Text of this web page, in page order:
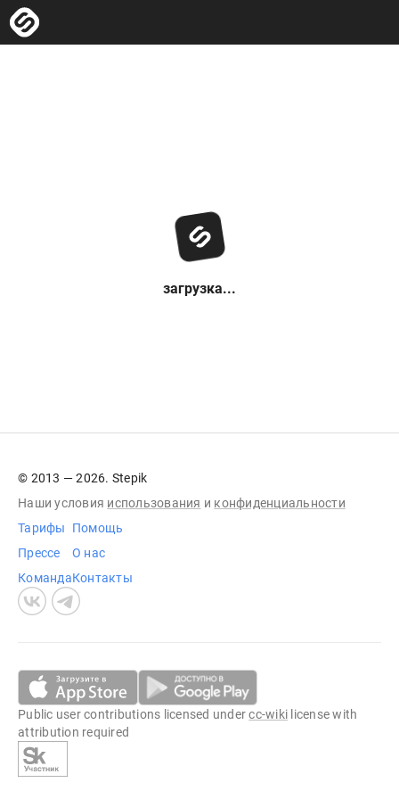
загрузка...
© 2013 — 2026. Stepik
Наши условия использования и конфиденциальности
Тарифы
Прессе
Команда
Помощь
О нас
Контакты
Public user contributions licensed undercc-wiki license with
attribution required